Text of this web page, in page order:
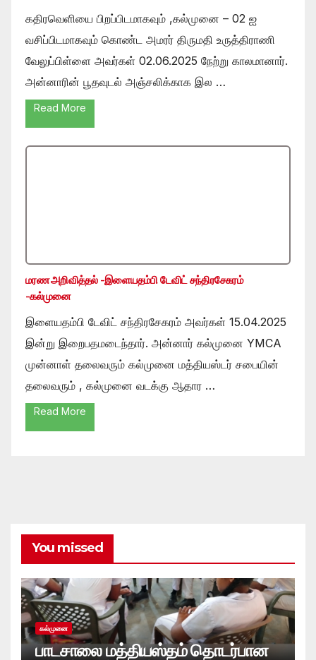
கதிரவெளியை பிறப்பிடமாகவும் ,கல்முனை – 02 ஐ
வசிப்பிடமாகவும் கொண்ட அமரர் திருமதி உருத்திராணி
வேலுப்பிள்ளை அவர்கள் 02.06.2025 நேற்று காலமானார்.
அன்னாரின் பூதவுடல் அஞ்சலிக்காக இல …
Read More
மரண அறிவித்தல் -இளையதம்பி டேவிட் சந்திரசேகரம்
-கல்முனை
இளையதம்பி டேவிட் சந்திரசேகரம் அவர்கள் 15.04.2025
இன்று இறைபதமடைந்தார். அன்னார் கல்முனை YMCA
முன்னாள் தலைவரும் கல்முனை மத்தியஸ்டர் சபையின்
தலைவரும் , கல்முனை வடக்கு ஆதார …
Read More
You missed
கல்முனை
பாடசாலை மத்தியஸ்தம் தொடர்பான